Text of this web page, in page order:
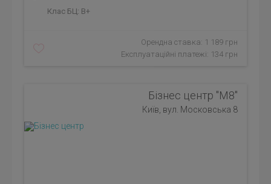
Клас БЦ: B+
Орендна ставка: 1 189 грн
Експлуатаційні платежі: 134 грн
Бізнес центр "М8"
Київ, вул. Московська 8